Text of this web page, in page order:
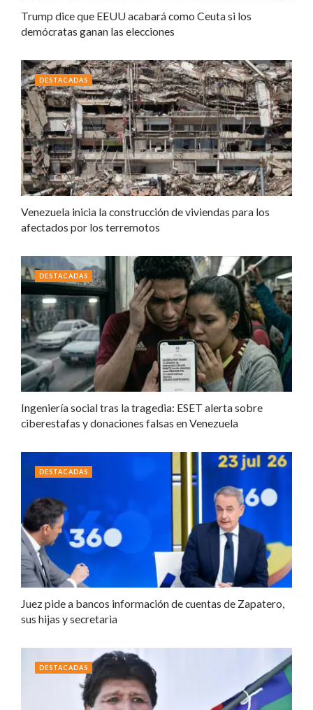
Trump dice que EEUU acabará como Ceuta si los
demócratas ganan las elecciones
Venezuela inicia la construcción de viviendas para los
afectados por los terremotos
DESTACADAS
Ingeniería social tras la tragedia: ESET alerta sobre
ciberestafas y donaciones falsas en Venezuela
DESTACADAS
Juez pide a bancos información de cuentas de Zapatero,
sus hijas y secretaria
DESTACADAS
DESTACADAS